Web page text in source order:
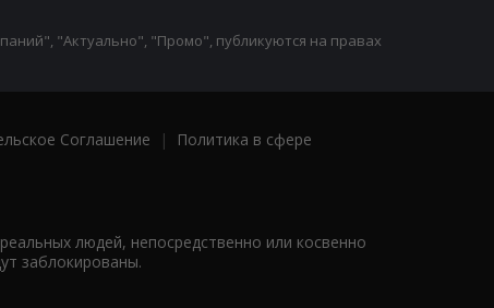
"Актуально", "Промо", публикуются на правах
Соглашение |
Политика в сфере
людей, непосредственно или косвенно
заблокированы.